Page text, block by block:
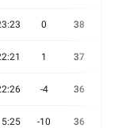
0 38
1 37
-4 36
-10 36